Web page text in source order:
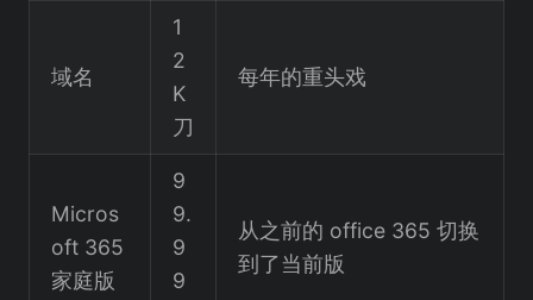
域名
1
2
K
刀
每年的重头戏
Micros
oft 365
家庭版
9
9.
9
9
从之前的 office 365 切换
到了当前版